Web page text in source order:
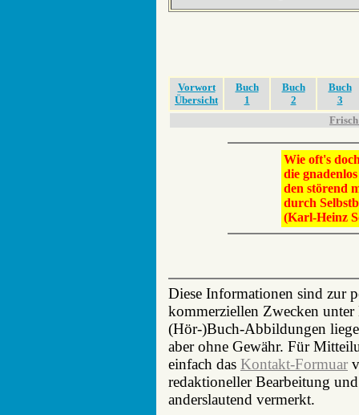
Vorwort
Übersicht
Buch
1
Buch
2
Buch
3
Wie oft's
die
den störend
durch
(Karl-Heinz
Diese Informationen sind zur
kommerziellen Zwecken
(Hör-)Buch-Abbildungen
aber ohne Gewähr. Für
einfach das Kontakt-Formuar
redaktioneller Bearbeitung
anderslautend vermerkt.